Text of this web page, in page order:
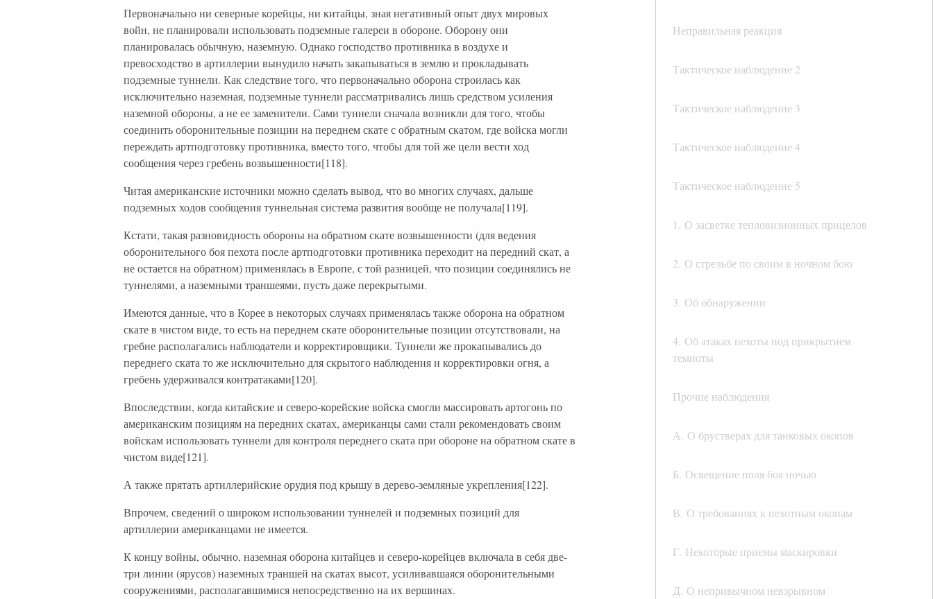
Неправильная реакция
Тактическое наблюдение 2
Тактическое наблюдение 3
Тактическое наблюдение 4
Тактическое наблюдение 5
1. О засветке тепловизионных прицелов
2. О стрельбе по своим в ночном бою
3. Об обнаружении
4. Об атаках пехоты под прикрытием
темноты
Прочие наблюдения
А. О брустверах для танковых окопов
Б. Освещение поля боя ночью
В. О требованиях к пехотным окопам
Г. Некоторые приемы маскировки
Д. О непривычном невзрывном
Первоначально ни северные корейцы, ни китайцы, зная негативный опыт двух мировых
войн, не планировали использовать подземные галереи в обороне. Оборону они
планировалась обычную, наземную. Однако господство противника в воздухе и
превосходство в артиллерии вынудило начать закапываться в землю и прокладывать
подземные туннели. Как следствие того, что первоначально оборона строилась как
исключительно наземная, подземные туннели рассматривались лишь средством усиления
наземной обороны, а не ее заменители. Сами туннели сначала возникли для того, чтобы
соединить оборонительные позиции на переднем скате с обратным скатом, где войска могли
переждать артподготовку противника, вместо того, чтобы для той же цели вести ход
сообщения через гребень возвышенности[118].
Читая американские источники можно сделать вывод, что во многих случаях, дальше
подземных ходов сообщения туннельная система развития вообще не получала[119].
Кстати, такая разновидность обороны на обратном скате возвышенности (для ведения
оборонительного боя пехота после артподготовки противника переходит на передний скат, а
не остается на обратном) применялась в Европе, с той разницей, что позиции соединялись не
туннелями, а наземными траншеями, пусть даже перекрытыми.
Имеются данные, что в Корее в некоторых случаях применялась также оборона на обратном
скате в чистом виде, то есть на переднем скате оборонительные позиции отсутствовали, на
гребне располагались наблюдатели и корректировщики. Туннели же прокапывались до
переднего ската то же исключительно для скрытого наблюдения и корректировки огня, а
гребень удерживался контратаками[120].
Впоследствии, когда китайские и северо-корейские войска смогли массировать артогонь по
американским позициям на передних скатах, американцы сами стали рекомендовать своим
войскам использовать туннели для контроля переднего ската при обороне на обратном скате в
чистом виде[121].
А также прятать артиллерийские орудия под крышу в дерево-земляные укрепления[122].
Впрочем, сведений о широком использовании туннелей и подземных позиций для
артиллерии американцами не имеется.
К концу войны, обычно, наземная оборона китайцев и северо-корейцев включала в себя две-
три линии (ярусов) наземных траншей на скатах высот, усиливавшаяся оборонительными
сооружениями, располагавшимися непосредственно на их вершинах.